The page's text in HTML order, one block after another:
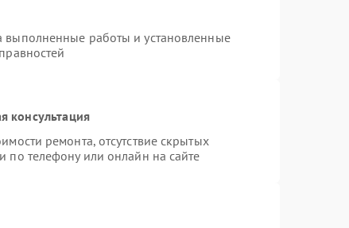
выполненные работы и установленные
консультация
ремонта, отсутствие скрытых
по телефону или онлайн на сайте